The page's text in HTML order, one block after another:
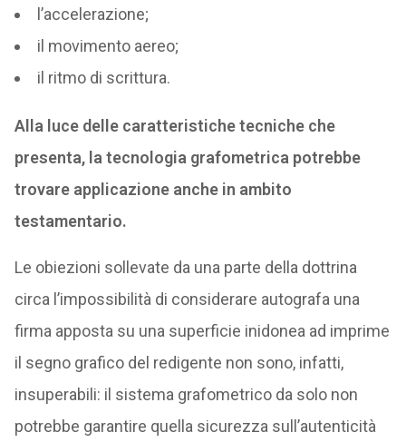
l’accelerazione;
il movimento aereo;
il ritmo di scrittura.
Alla luce delle caratteristiche tecniche che
presenta, la tecnologia grafometrica potrebbe
trovare applicazione anche in ambito
testamentario.
Le obiezioni sollevate da una parte della dottrina
circa l’impossibilità di considerare autografa una
firma apposta su una superficie inidonea ad imprime
il segno grafico del redigente non sono, infatti,
insuperabili: il sistema grafometrico da solo non
potrebbe garantire quella sicurezza sull’autenticità